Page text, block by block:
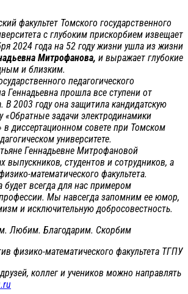
факультет Томского государственного
с глубоким прискорбием извещает
2024 года на 52 году жизни ушла из жизни
Митрофанова, и выражает глубокие
и близким.
педагогического
Геннадьевна прошла все ступени от
В 2003 году она защитила кандидатскую
«Обратные задачи электродинамики
в диссертационном совете при Томском
университете.
Геннадьевне Митрофановой
выпускников, студентов и сотрудников, а
математического факультета.
будет всегда для нас примером
Мы навсегда запомним ее юмор,
и исключительную добросовестность.
Любим. Благодарим. Скорбим
физико-математического факультета ТГПУ
коллег и учеников можно направлять